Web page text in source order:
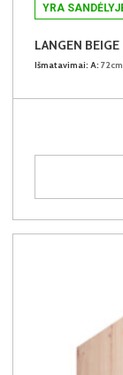
YRA
Išmatavimai: A: 72cm